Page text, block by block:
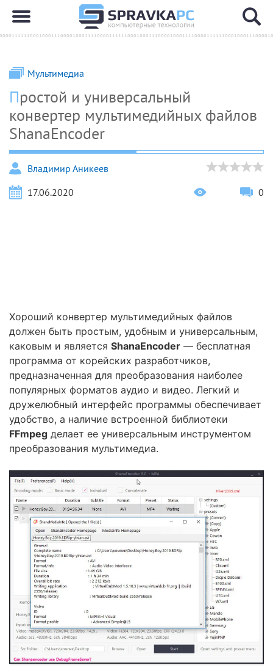
Мультимедиа
Простой и универсальный
конвертер мультимедийных файлов
ShanaEncoder
Владимир Аникеев
17.06.2020
0
Хороший конвертер мультимедийных файлов
должен быть простым, удобным и универсальным,
каковым и является ShanaEncoder — бесплатная
программа от корейских разработчиков,
предназначенная для преобразования наиболее
популярных форматов аудио и видео. Легкий и
дружелюбный интерфейс программы обеспечивает
удобство, а наличие встроенной библиотеки
FFmpeg делает ее универсальным инструментом
преобразования мультимедиа.